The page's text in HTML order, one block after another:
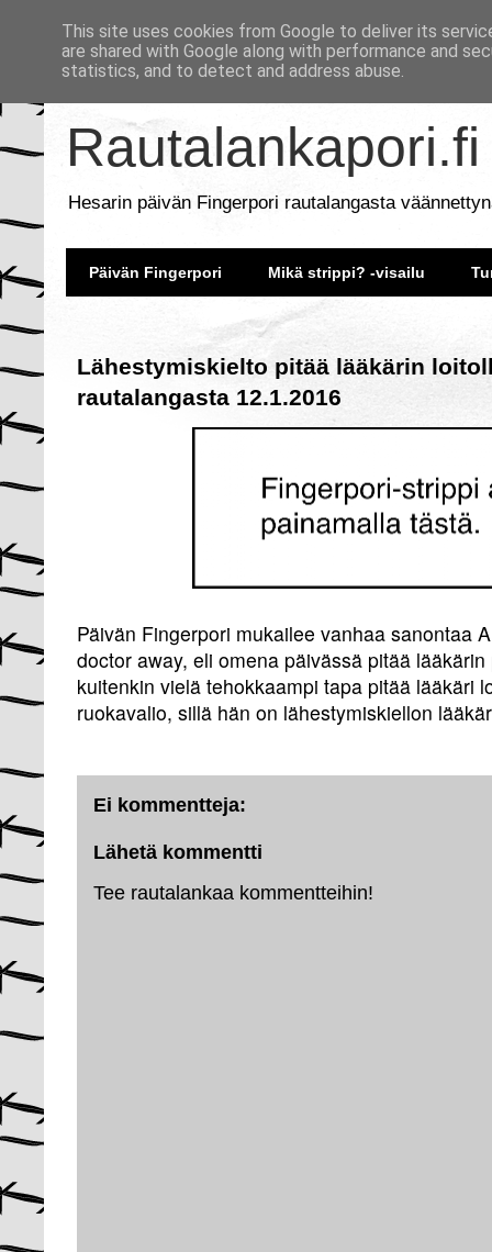
Rautalankapori.fi
Hesarin päivän Fingerpori rautalangasta
Päivän Fingerpori Mikä strippi? -visailu
Lähestymiskielto pitää lääkärin
rautalangasta 12.1.2016
Päivän Fingerpori mukailee vanhaa sanontaa
doctor away, eli omena päivässä pitää
kuitenkin vielä tehokkaampi tapa pitää lääkäri
ruokavalio, sillä hän on lähestymiskiellon
Ei kommentteja:
Lähetä kommentti
Tee rautalankaa kommentteihin!
This site uses cookies from Google to deliver its
are shared with Google along with performance and
statistics, and to detect and address abuse.